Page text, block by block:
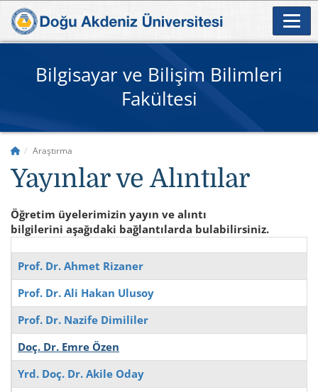
Bilgisayar ve Bilişim Bilimleri
Fakültesi
Araştırma
Yayınlar ve Alıntılar
Öğretim üyelerimizin yayın ve alıntı
bilgilerini aşağıdaki bağlantılarda bulabilirsiniz.
Prof. Dr. Ahmet Rizaner
Prof. Dr. Ali Hakan Ulusoy
Prof. Dr. Nazife Dimililer
Doç. Dr. Emre Özen
Yrd. Doç. Dr. Akile Oday